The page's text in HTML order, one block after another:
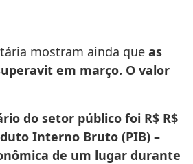
mostram ainda que as
em março. O valor
do setor público foi R$ R$
Interno Bruto (PIB) –
de um lugar durante